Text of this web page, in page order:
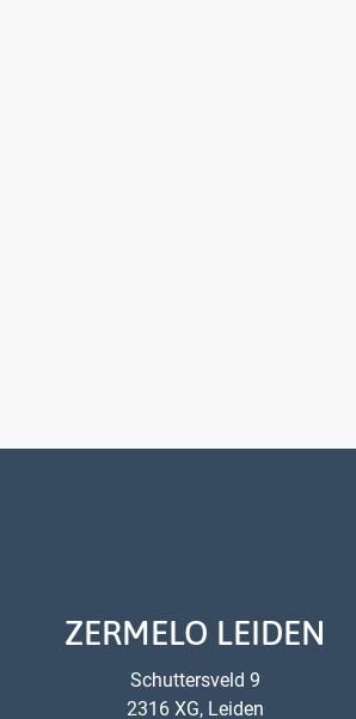
ZERMELO LEIDEN
Schuttersveld 9
2316 XG, Leiden